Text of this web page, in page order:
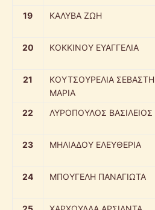
19 ΚΑΛΥΒΑ ΖΩΗ
20 ΚΟΚΚΙΝΟΥ ΕΥΑΓΓΕΛΙΑ
21
ΚΟΥΤΣΟΥΡΕΛΙΑ ΣΕΒΑΣΤΗ
ΜΑΡΙΑ
22 ΛΥΡΟΠΟΥΛΟΣ ΒΑΣΙΛΕΙΟΣ
23 ΜΗΛΙΑΔΟΥ ΕΛΕΥΘΕΡΙΑ
24 ΜΠΟΥΓΕΛΗ ΠΑΝΑΓΙΩΤΑ